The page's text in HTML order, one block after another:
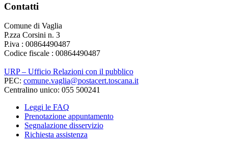
Contatti
Comune di Vaglia
P.zza Corsini n. 3
P.iva : 00864490487
Codice fiscale : 00864490487
URP – Ufficio Relazioni con il pubblico
PEC: comune.vaglia@postacert.toscana.it
Centralino unico: 055 500241
Leggi le FAQ
Prenotazione appuntamento
Segnalazione disservizio
Richiesta assistenza